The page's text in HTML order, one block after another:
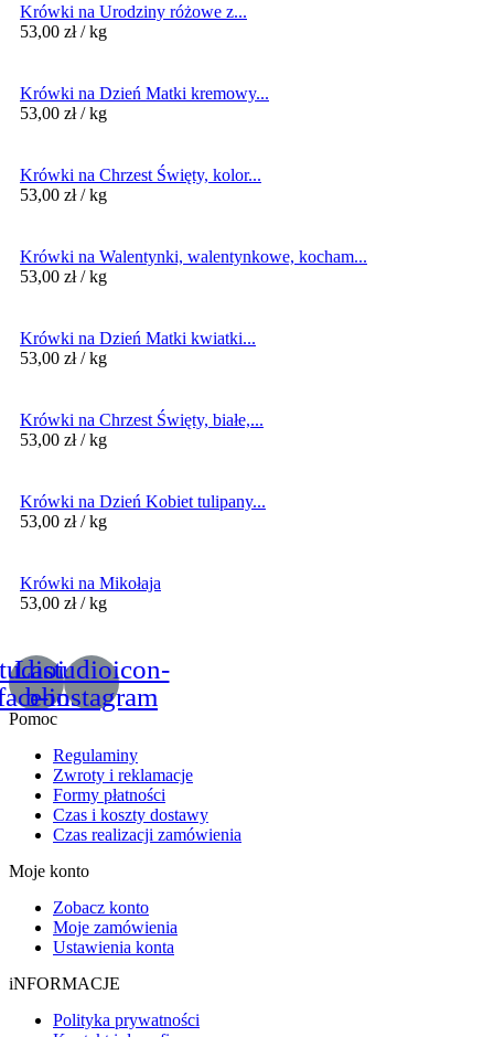
Krówki na Urodziny różowe z...
53,00 zł / kg
Krówki na Dzień Matki kremowy...
53,00 zł / kg
Krówki na Chrzest Święty, kolor...
53,00 zł / kg
Krówki na Walentynki, walentynkowe, kocham...
53,00 zł / kg
Krówki na Dzień Matki kwiatki...
53,00 zł / kg
Krówki na Chrzest Święty, białe,...
53,00 zł / kg
Krówki na Dzień Kobiet tulipany...
53,00 zł / kg
Krówki na Mikołaja
53,00 zł / kg
Lastudioicon-
b-instagram
Pomoc
Regulaminy
Zwroty i reklamacje
Formy płatności
Czas i koszty dostawy
Czas realizacji zamówienia
Moje konto
Zobacz konto
Moje zamówienia
Ustawienia konta
iNFORMACJE
Polityka prywatności